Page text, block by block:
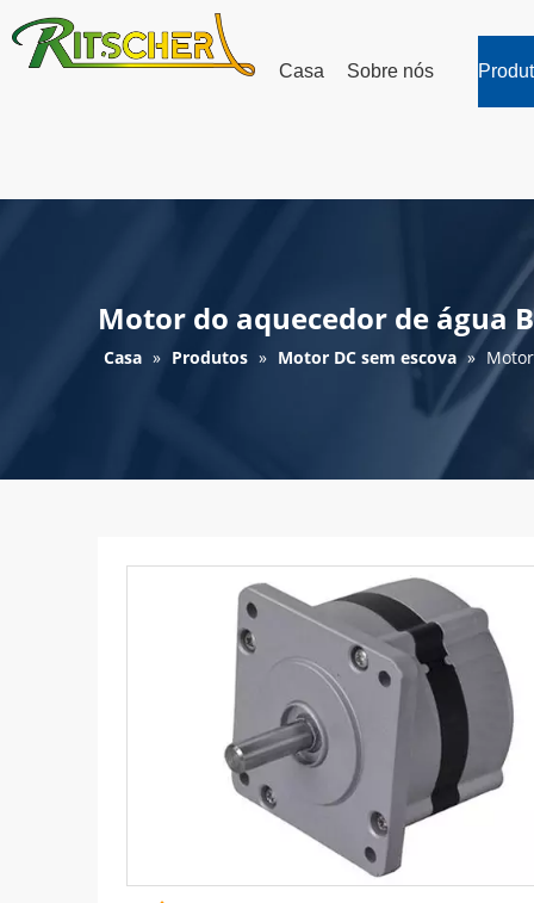
Casa Sobre nós
Motor do aquecedor de água
Casa » Produtos » Motor DC sem escova »